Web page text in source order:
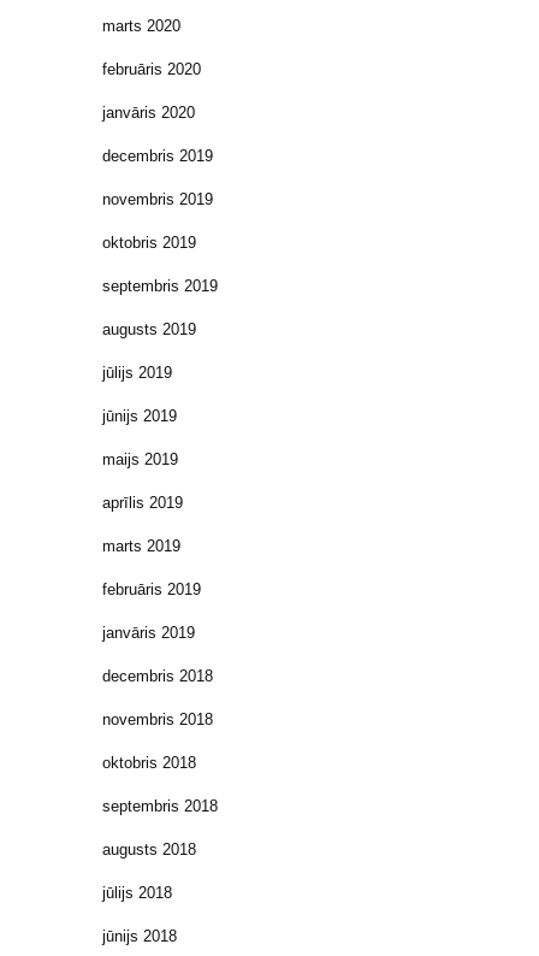
marts 2020
februāris 2020
janvāris 2020
decembris 2019
novembris 2019
oktobris 2019
septembris 2019
augusts 2019
jūlijs 2019
jūnijs 2019
maijs 2019
aprīlis 2019
marts 2019
februāris 2019
janvāris 2019
decembris 2018
novembris 2018
oktobris 2018
septembris 2018
augusts 2018
jūlijs 2018
jūnijs 2018